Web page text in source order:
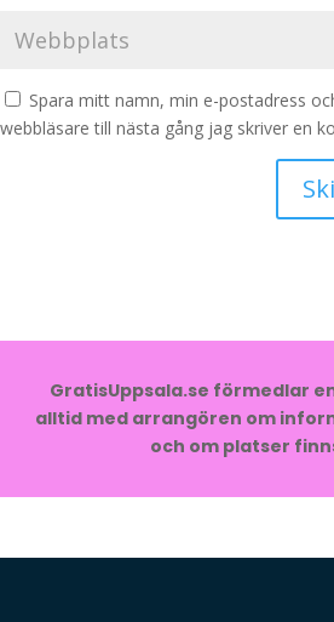
Spara mitt namn, min e-postadress
webbläsare till nästa gång jag skriver en
GratisUppsala.se förmedlar
alltid med arrangören om
och om platser